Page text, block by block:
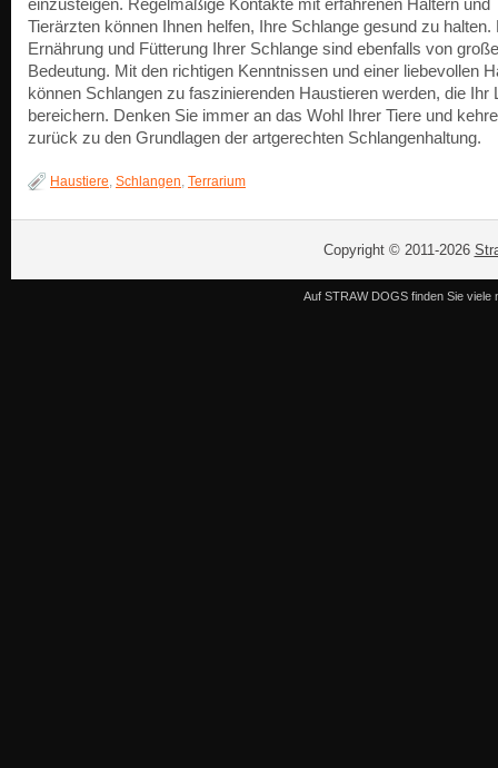
einzusteigen. Regelmäßige Kontakte mit erfahrenen Haltern und
Tierärzten können Ihnen helfen, Ihre Schlange gesund zu halten.
Ernährung und Fütterung Ihrer Schlange sind ebenfalls von
Bedeutung. Mit den richtigen Kenntnissen und einer liebevollen
können Schlangen zu faszinierenden Haustieren werden, die Ihr
bereichern. Denken Sie immer an das Wohl Ihrer Tiere und
zurück zu den Grundlagen der artgerechten Schlangenhaltung.
Haustiere, Schlangen, Terrarium
Copyright © 2011-2026
Auf STRAW DOGS finden Sie